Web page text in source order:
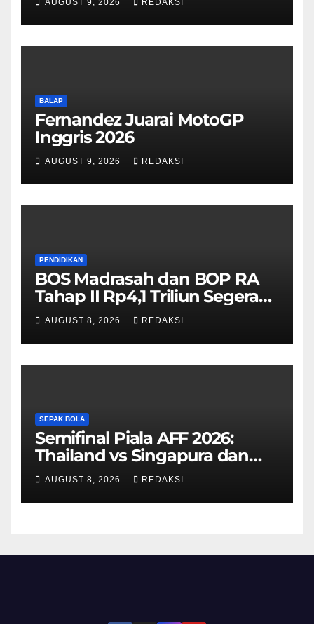
AUGUST 9, 2026 REDAKSI
BALAP
Fernandez Juarai MotoGP
Inggris 2026
AUGUST 9, 2026 REDAKSI
PENDIDIKAN
BOS Madrasah dan BOP RA
Tahap II Rp4,1 Triliun Segera
Cair, Berikut Jadwal
Pengajuannya
AUGUST 8, 2026 REDAKSI
SEPAK BOLA
Semifinal Piala AFF 2026:
Thailand vs Singapura dan
Vietnam vs Malaysia
AUGUST 8, 2026 REDAKSI